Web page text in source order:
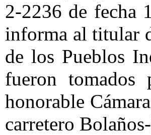
2-2236 de fecha
informa al titular
de los Pueblos
fueron tomados
honorable
carretero